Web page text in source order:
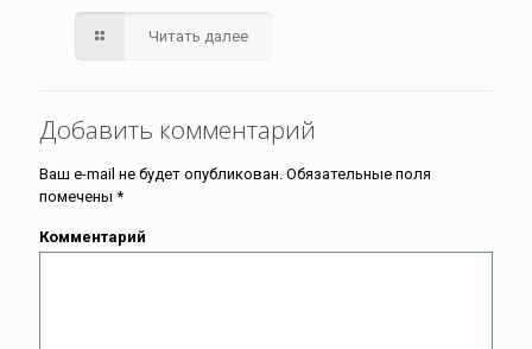
Читать далее
Добавить комментарий
Ваш e-mail не будет опубликован. Обязательные поля
помечены *
Комментарий